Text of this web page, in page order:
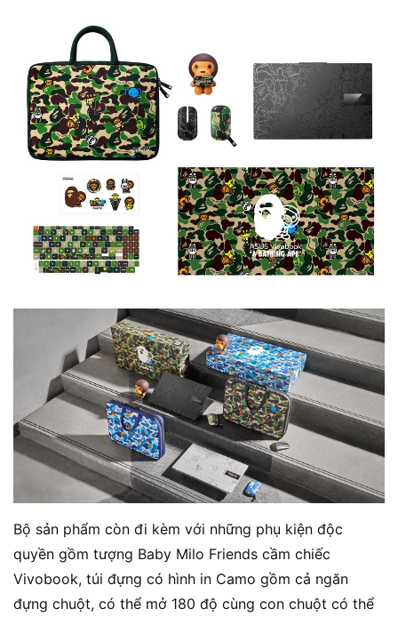
Bộ sản phẩm còn đi kèm với những phụ kiện độc
quyền gồm tượng Baby Milo Friends cầm chiếc
Vivobook, túi đựng có hình in Camo gồm cả ngăn
đựng chuột, có thể mở 180 độ cùng con chuột có thể